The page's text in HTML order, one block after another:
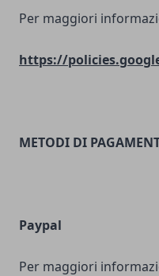
Per maggiori
https://
METODI DI
Paypal
Per maggiori